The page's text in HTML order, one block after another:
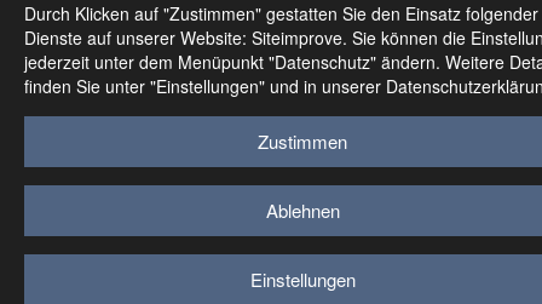
Durch Klicken auf "Zustimmen" gestatten Sie den Einsatz folgender
Dienste auf unserer Website: Siteimprove. Sie können die
jederzeit unter dem Menüpunkt "Datenschutz" ändern. Weitere
finden Sie unter "Einstellungen" und in unserer
Zustimmen
Ablehnen
Einstellungen